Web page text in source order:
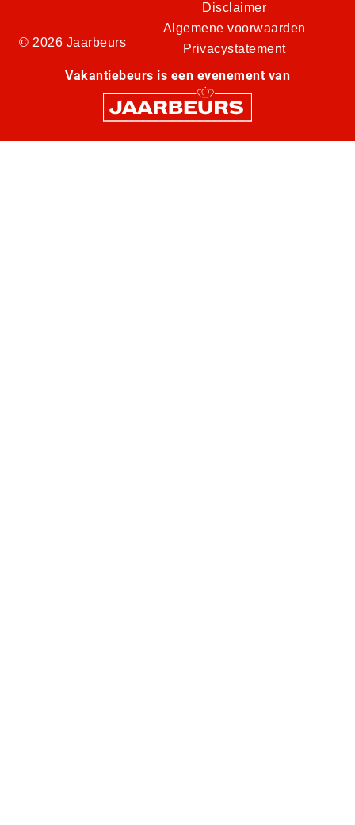
© 2026 Jaarbeurs
Disclaimer
Algemene voorwaarden
Privacystatement
Vakantiebeurs is een evenement van